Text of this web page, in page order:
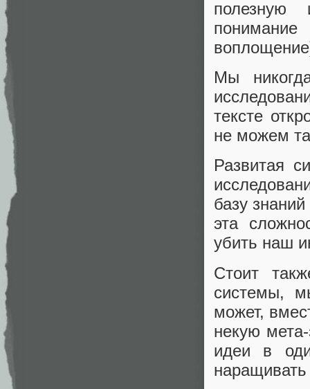
полезную
Мы
тексте
не можем
Развитая
базу
эта
убить наш
Стоит
системы,
может,
некую
идеи в